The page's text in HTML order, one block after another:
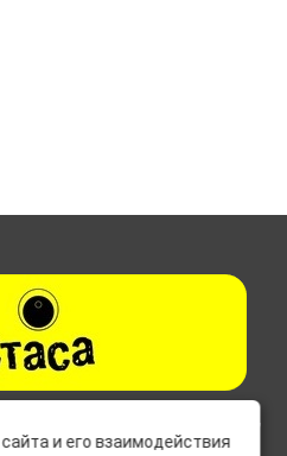
публичной офертой (ст.435,
и его взаимодействия